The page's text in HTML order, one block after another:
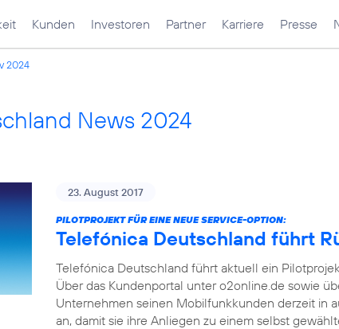
Kunden Investoren Partner Karriere Presse
2024
News 2024
23. August 2017
PILOTPROJEKT FÜR EINE NEUE SERVICE-OPTION:
Telefónica Deutschland führt
Telefónica Deutschland führt aktuell ein
Über das Kundenportal unter o2online.de sowie
Unternehmen seinen Mobilfunkkunden derzeit in
an, damit sie ihre Anliegen zu einem selbst